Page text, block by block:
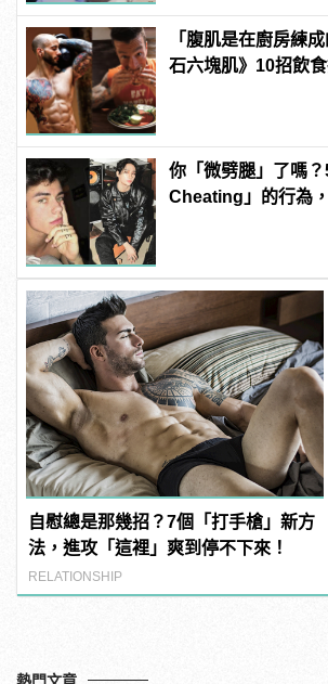
「腹肌是在廚房練
石六塊肌》10招飲
你「微劈腿」了嗎
Cheating」的行為
自慰總是那幾招？7個「打手槍」新方
法，進攻「這裡」爽到停不下來！
RELATIONSHIP